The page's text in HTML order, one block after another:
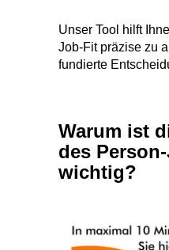
Unser Tool hilft
Job-Fit präzise zu
fundierte
Warum ist
des
wichtig?